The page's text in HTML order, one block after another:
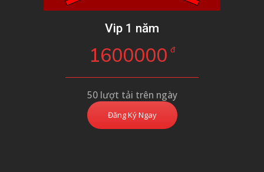
Vip 1 năm
1600000 đ
50 lượt tải trên ngày
Đăng Ký Ngay